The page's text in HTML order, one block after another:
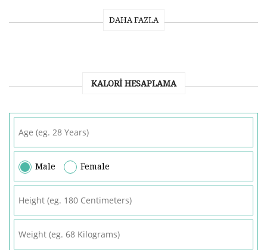
DAHA FAZLA
KALORI HESAPLAMA
Male Female